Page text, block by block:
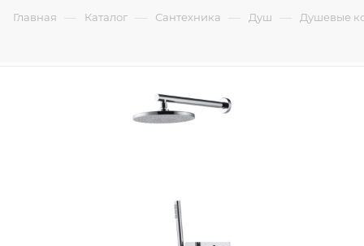
Главная — Каталог — Сантехника — Душ — Душевые